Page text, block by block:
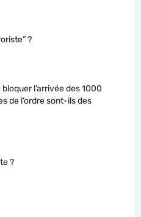
?
l’arrivée des 1000
de l’ordre sont-ils des
?